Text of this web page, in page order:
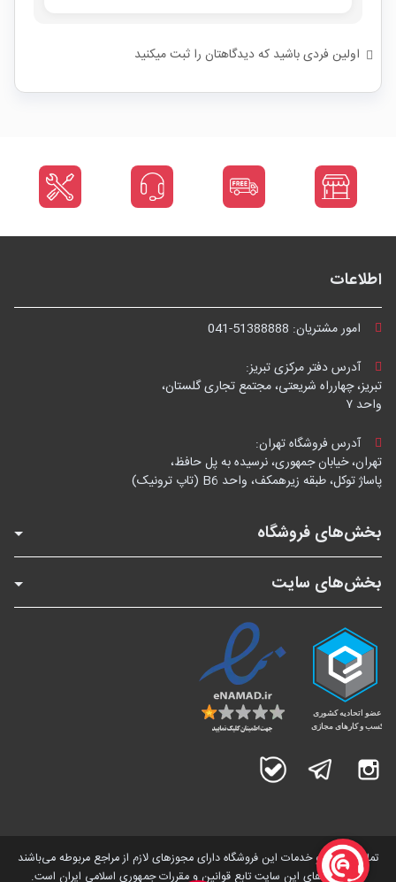
اولین فردی باشید که دیدگاهتان را ثبت میکنید
اطلاعات
امور مشتریان: 041-51388888
آدرس دفتر مرکزی تبریز:
تبریز، چهارراه شریعتی، مجتمع تجاری گلستان،
واحد ۷
آدرس فروشگاه تهران:
تهران، خیابان جمهوری، نرسیده به پل حافظ،
پاساژ توکل، طبقه زیرهمکف، واحد B6 (تاپ ترونیک)
بخش‌های فروشگاه
بخش‌های سایت
اینستاگرام تلگرام
تمامی کالاها و خدمات این فروشگاه دارای مجوز‌های لازم از مراجع مربوطه می‌باشند
و فعالیت های این سایت تابع قوانین و مقررات جمهوری اسلامی ایران است.